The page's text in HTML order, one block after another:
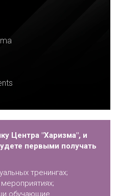
Центра "Харизма", и
первыми получать
тренингах;
обучающие